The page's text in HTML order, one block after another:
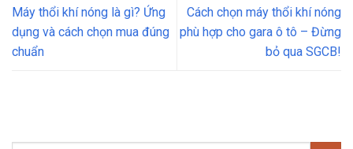
Máy thổi khí nóng là gì? Ứng
dụng và cách chọn mua đúng
chuẩn
Cách chọn máy thổi khí nóng
phù hợp cho gara ô tô – Đừng
bỏ qua SGCB!